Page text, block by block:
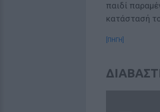
παιδί
κατάστασή
[ΠΗΓΗ]